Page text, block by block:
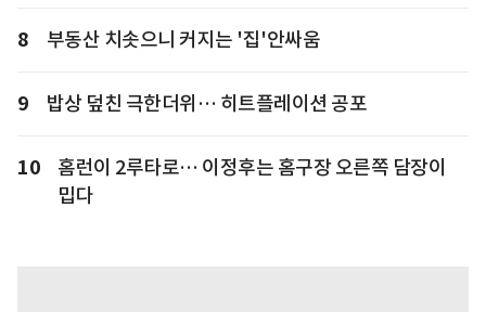
8 부동산 치솟으니 커지는 '집'안싸움
9 밥상 덮친 극한더위… 히트플레이션 공포
10
홈런이 2루타로… 이정후는 홈구장 오른쪽 담장이
밉다